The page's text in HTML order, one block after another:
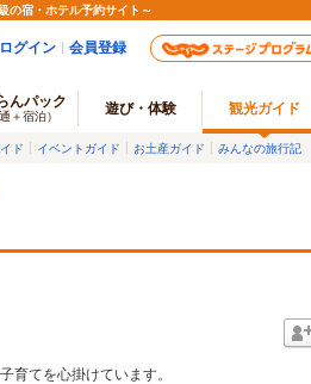
の宿・ホテル予約サイト～
ログイン 会員登録
んパック
＋宿泊） 遊び・体験 観光ガイド
ド イベントガイド お土産ガイド みんなの旅行記
てを心掛けています。